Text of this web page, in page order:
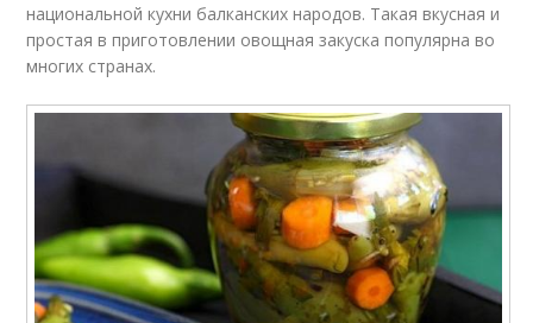
национальной кухни балканских народов. Такая вкусная и
простая в приготовлении овощная закуска популярна во
многих странах.